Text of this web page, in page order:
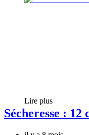
Lire plus
Sécheresse : 12